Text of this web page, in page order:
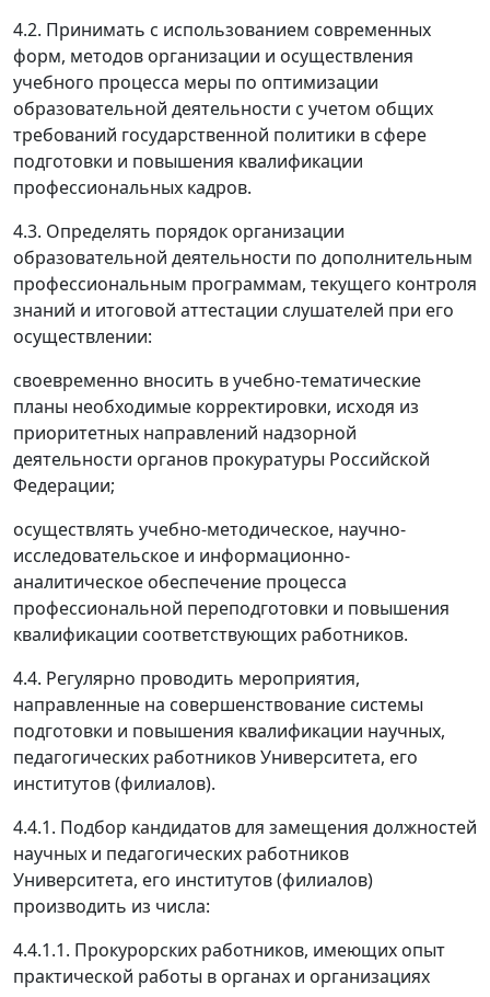
4.2. Принимать с использованием современных
форм, методов организации и осуществления
учебного процесса меры по оптимизации
образовательной деятельности с учетом общих
требований государственной политики в сфере
подготовки и повышения квалификации
профессиональных кадров.
4.3. Определять порядок организации
образовательной деятельности по дополнительным
профессиональным программам, текущего контроля
знаний и итоговой аттестации слушателей при его
осуществлении:
своевременно вносить в учебно-тематические
планы необходимые корректировки, исходя из
приоритетных направлений надзорной
деятельности органов прокуратуры Российской
Федерации;
осуществлять учебно-методическое, научно-
исследовательское и информационно-
аналитическое обеспечение процесса
профессиональной переподготовки и повышения
квалификации соответствующих работников.
4.4. Регулярно проводить мероприятия,
направленные на совершенствование системы
подготовки и повышения квалификации научных,
педагогических работников Университета, его
институтов (филиалов).
4.4.1. Подбор кандидатов для замещения должностей
научных и педагогических работников
Университета, его институтов (филиалов)
производить из числа:
4.4.1.1. Прокурорских работников, имеющих опыт
практической работы в органах и организациях